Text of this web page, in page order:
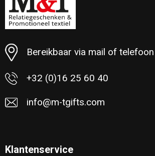
Minimale afname: 54
Bereikbaar via mail of telefoon
+32 (0)16 25 60 40
info@m-tgifts.com
Klantenservice